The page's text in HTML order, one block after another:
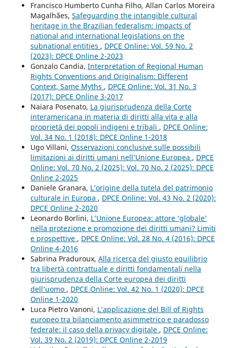
Francisco Humberto Cunha Filho, Allan Carlos Moreira
Magalhães, Safeguarding the intangible cultural
heritage in the Brazilian federalism: impacts of
national and international legislations on the
subnational entities , DPCE Online: Vol. 59 No. 2
(2023): DPCE Online 2-2023
Gonzalo Candia, Interpretation of Regional Human
Rights Conventions and Originalism: Different
Context, Same Myths , DPCE Online: Vol. 31 No. 3
(2017): DPCE Online 3-2017
Naiara Posenato, La giurisprudenza della Corte
interamericana in materia di diritti alla vita e alla
proprietà dei popoli indigeni e tribali , DPCE Online:
Vol. 34 No. 1 (2018): DPCE Online 1-2018
Ugo Villani, Osservazioni conclusive sulle possibili
limitazioni ai diritti umani nell’Unione Europea , DPCE
Online: Vol. 70 No. 2 (2025): Vol. 70 No. 2 (2025): DPCE
Online 2-2025
Daniele Granara, L’origine della tutela del patrimonio
culturale in Europa , DPCE Online: Vol. 43 No. 2 (2020):
DPCE Online 2-2020
Leonardo Borlini, L’Unione Europea: attore ‘globale’
nella protezione e promozione dei diritti umani? Limiti
e prospettive , DPCE Online: Vol. 28 No. 4 (2016): DPCE
Online 4-2016
Sabrina Praduroux, Alla ricerca del giusto equilibrio
tra libertà contrattuale e diritti fondamentali nella
giurisprudenza della Corte europea dei diritti
dell’uomo , DPCE Online: Vol. 42 No. 1 (2020): DPCE
Online 1-2020
Luca Pietro Vanoni, L’applicazione del Bill of Rights
europeo tra bilanciamento asimmetrico e paradosso
federale: il caso della privacy digitale , DPCE Online:
Vol. 39 No. 2 (2019): DPCE Online 2-2019